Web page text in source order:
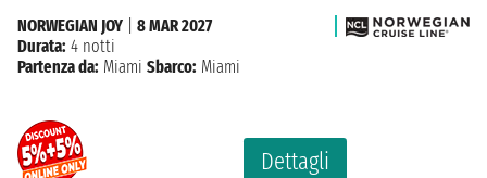
Dettagli
NORWEGIAN JOY
8 MAR 2027
Durata: 4 notti
Partenza da: Miami Sbarco: Miami